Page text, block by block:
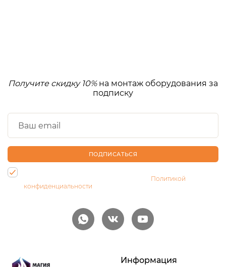
Получите скидку 10%на монтаж оборудования за
подписку
ПОДПИСАТЬСЯ
Политикой
конфиденциальности
Информация